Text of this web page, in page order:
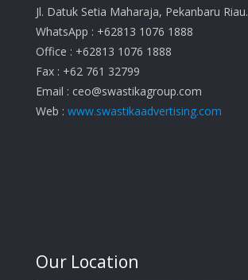
Jl. Datuk Setia Maharaja, Pekanbaru Riau.
WhatsApp : +62813 1076 1888
Office : +62813 1076 1888
Fax : +62 761 32799
Email : ceo@swastikagroup.com
Web : www.swastikaadvertising.com
Our Location